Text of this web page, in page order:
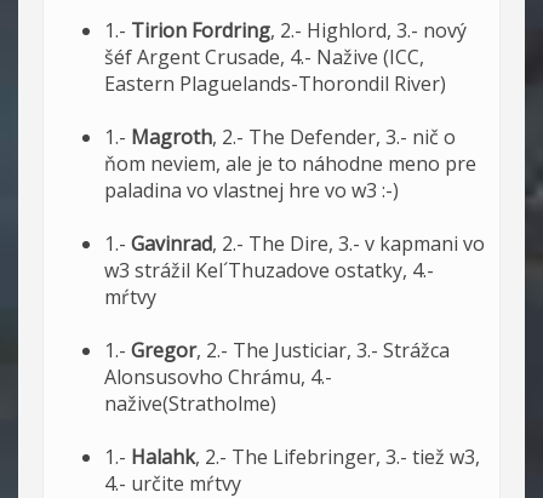
1.- Tirion Fordring, 2.- Highlord, 3.- nový
šéf Argent Crusade, 4.- Nažive (ICC,
Eastern Plaguelands-Thorondil River)
1.- Magroth, 2.- The Defender, 3.- nič o
ňom neviem, ale je to náhodne meno pre
paladina vo vlastnej hre vo w3 :-)
1.- Gavinrad, 2.- The Dire, 3.- v kapmani vo
w3 strážil Kel´Thuzadove ostatky, 4.-
mŕtvy
1.- Gregor, 2.- The Justiciar, 3.- Strážca
Alonsusovho Chrámu, 4.-
nažive(Stratholme)
1.- Halahk, 2.- The Lifebringer, 3.- tiež w3,
4.- určite mŕtvy